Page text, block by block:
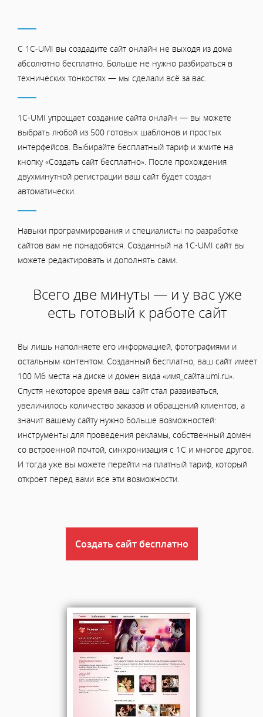
С 1C-UMI вы создадите сайт онлайн не выходя из дома
абсолютно бесплатно. Больше не нужно разбираться в
технических тонкостях — мы сделали всё за вас.
1C-UMI упрощает создание сайта онлайн — вы можете
выбрать любой из 500 готовых шаблонов и простых
интерфейсов. Выбирайте бесплатный тариф и жмите на
кнопку «Создать сайт бесплатно». После прохождения
двухминутной регистрации ваш сайт будет создан
автоматически.
Навыки программирования и специалисты по разработке
сайтов вам не понадобятся. Созданный на 1C-UMI сайт вы
можете редактировать и дополнять сами.
Всего две минуты — и у вас уже
есть готовый к работе сайт
Вы лишь наполняете его информацией, фотографиями и
остальным контентом. Созданный бесплатно, ваш сайт имеет
100 Мб места на диске и домен вида «имя_сайта.umi.ru».
Спустя некоторое время ваш сайт стал развиваться,
увеличилось количество заказов и обращений клиентов, а
значит вашему сайту нужно больше возможностей:
инструменты для проведения рекламы, собственный домен
со встроенной почтой, синхронизация с 1С и многое другое.
И тогда уже вы можете перейти на платный тариф, который
откроет перед вами все эти возможности.
Создать сайт бесплатно